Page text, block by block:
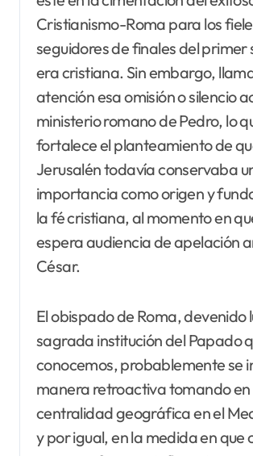
Cristianismo-Roma para los
seguidores de finales del primer
era cristiana. Sin embargo,
atención esa omisión o silencio
ministerio romano de Pedro, lo
fortalece el planteamiento de
Jerusalén todavía conservaba
importancia como origen y
la fé cristiana, al momento en
espera audiencia de apelación
César.
El obispado de Roma, devenido
sagrada institución del Papado
conocemos, probablemente se
manera retroactiva tomando en
centralidad geográfica en el
y por igual, en la medida en que